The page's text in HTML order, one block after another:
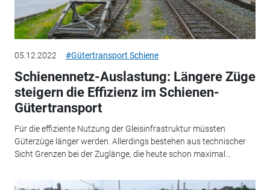
05.12.2022 #Gütertransport Schiene
Schienennetz-Auslastung: Längere Züge
steigern die Effizienz im Schienen-
Gütertransport
Für die effiziente Nutzung der Gleisinfrastruktur müssten
Güterzüge länger werden. Allerdings bestehen aus technischer
Sicht Grenzen bei der Zuglänge, die heute schon maximal...